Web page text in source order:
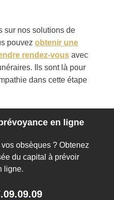
sur nos solutions de
pouvez obtenir une
rendez-vous avec
Ils sont là pour
dans cette étape
en ligne
obsèques ? Obtenez
du capital à prévoir
ligne.